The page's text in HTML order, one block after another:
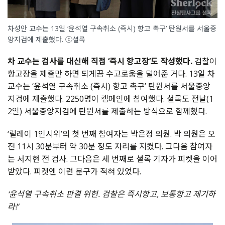
차성안 교수는 13일 ‘윤석열 구속취소 (즉시) 항고 촉구’ 탄원서를 서울중
앙지검에 제출했다. ⓒ셜록
차 교수는 검사를 대신해 직접 ‘즉시 항고장’도 작성했다. 검찰이
항고장을 제출만 하면 되게끔 수고로움을 덜어준 거다. 13일 차
교수는 ‘윤석열 구속취소 (즉시) 항고 촉구’ 탄원서를 서울중앙
지검에 제출했다. 2250명이 캠페인에 참여했다. 셜록도 전날(1
2일) 서울중앙지검에 탄원서를 제출하는 방식으로 함께했다.
‘릴레이 1인시위’의 첫 번째 참여자는 박은정 의원. 박 의원은 오
전 11시 30분부터 약 30분 정도 자리를 지켰다. 그다음 참여자
는 서지현 전 검사. 그다음은 세 번째로 셜록 기자가 피켓을 이어
받았다. 피켓엔 이런 문구가 적혀 있었다.
‘윤석열 구속취소 판결 위헌. 검찰은 즉시항고, 보통항고 제기하
라!’